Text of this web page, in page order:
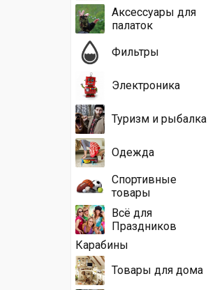
Аксессуары для
палаток
Фильтры
Электроника
Туризм и рыбалка
Одежда
Спортивные
товары
Всё для
Праздников
Карабины
Товары для дома